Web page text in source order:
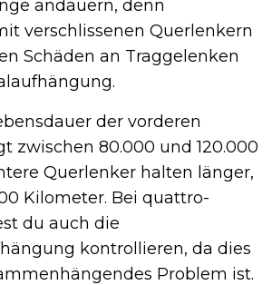
andauern, denn
verschlissenen Querlenkern
Schäden an Traggelenken
der vorderen
zwischen 80.000 und 120.000
Querlenker halten länger,
Kilometer. Bei quattro-
du auch die
kontrollieren, da dies
Problem ist.